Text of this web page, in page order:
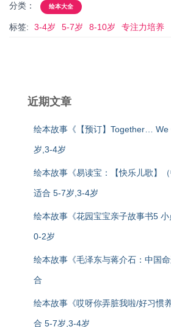
分类： 绘本大全
标签: 3-4岁 5-7岁 8-10岁 专注力培养
近期文章
绘本故事《【预订】Together… We
岁,3-4岁
绘本故事《易读宝：【快乐儿歌】
适合 5-7岁,3-4岁
绘本故事《花园宝宝亲子故事书5
0-2岁
绘本故事《毛泽东与蒋介石：中国
合
绘本故事《哎呀你弄脏我啦/好习惯
合 5-7岁,3-4岁